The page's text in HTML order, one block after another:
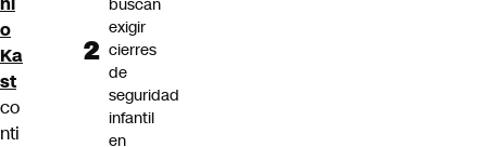
o
Ka
st
co
nti
buscan
exigir
cierres
de
seguridad
infantil
en